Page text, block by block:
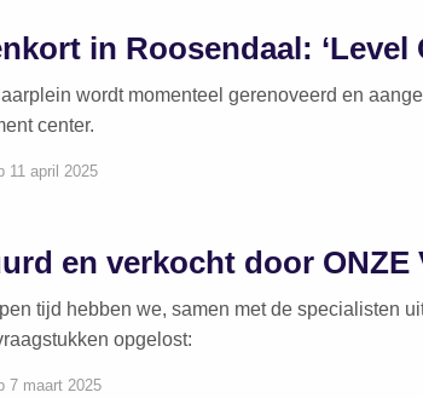
in Roosendaal: ‘Level
wordt momenteel gerenoveerd en
center.
11 april 2025
en verkocht door ONZE
tijd hebben we, samen met de specialisten
opgelost:
7 maart 2025